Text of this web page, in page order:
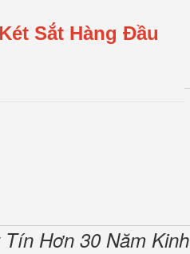
Sắt Hàng Đầu
Hơn 30 Năm Kinh